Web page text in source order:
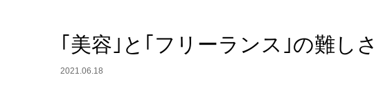
｢美容｣と｢フリーランス｣の難しさ
2021.06.18